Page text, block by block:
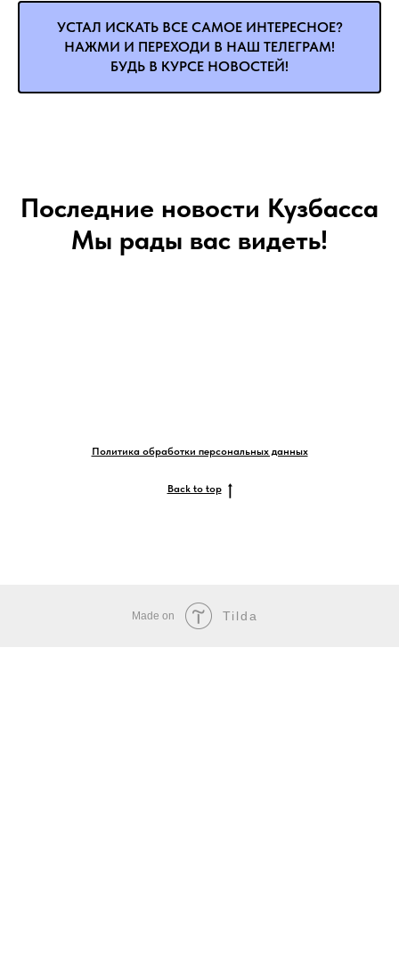
УСТАЛ ИСКАТЬ ВСЕ САМОЕ ИНТЕРЕСНОЕ?
НАЖМИ И ПЕРЕХОДИ В НАШ ТЕЛЕГРАМ!
БУДЬ В КУРСЕ НОВОСТЕЙ!
Последние новости Кузбасса
Мы рады вас видеть!
Политика обработки персональных данных
Back to top
Made on Tilda